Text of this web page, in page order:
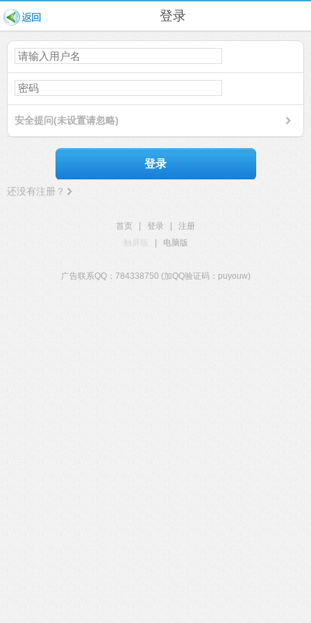
登录
安全提问(未设置请忽略)
登录
还没有注册？
首页 登录
注册
触屏版
电脑版
广告联系QQ：784338750 (加QQ验证码：puyouw)